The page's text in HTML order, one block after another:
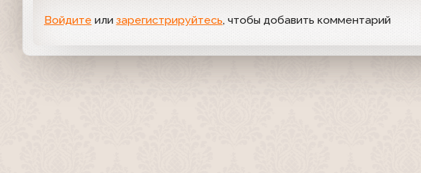
Войдите или зарегистрируйтесь, чтобы добавить комментарий